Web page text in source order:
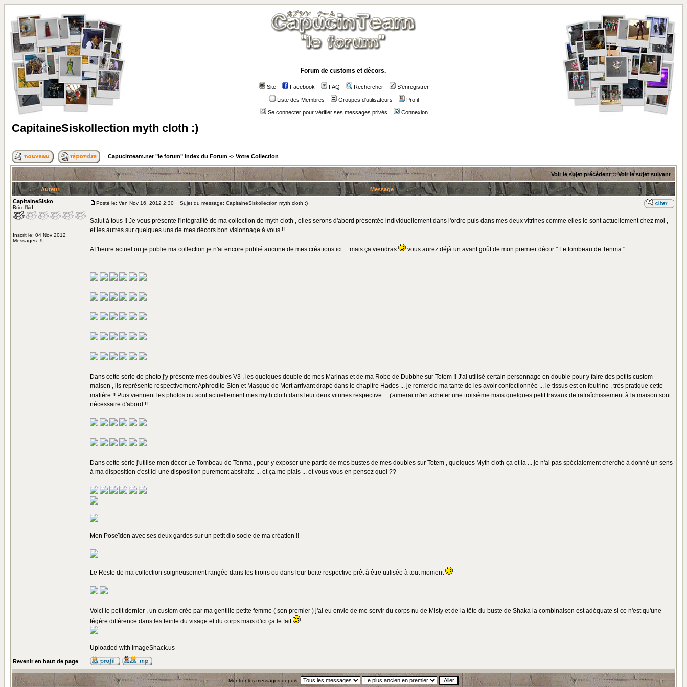
Forum de customs et décors.
Site Facebook FAQ Rechercher S'enregistrer
Liste des Membres Groupes d'utilisateurs Profil
Se connecter pour vérifier ses messages privés Connexion
CapitaineSiskollection myth cloth :)
Capucinteam.net "le forum" Index du Forum -> Votre Collection
Voir le sujet précédent::Voir le sujet suivant
Auteur
Message
CapitaineSisko
Bricol'kid
Inscrit le: 04 Nov 2012
Messages: 9
Posté le: Ven Nov 16, 2012 2:30 Sujet du message: CapitaineSiskollection myth cloth :)
Salut à tous !! Je vous présente l'intégralité de ma collection de myth cloth , elles serons d'abord présentée individuellement dans l'ordre puis dans mes deux vitrines comme elles le sont actuellement chez moi ,
et les autres sur quelques uns de mes décors bon visionnage à vous !!
A l'heure actuel ou je publie ma collection je n'ai encore publié aucune de mes créations ici ... mais ça viendras vous aurez déjà un avant goût de mon premier décor " Le tombeau de Tenma "
Dans cette série de photo j'y présente mes doubles V3 , les quelques double de mes Marinas et de ma Robe de Dubbhe sur Totem !! J'ai utilisé certain personnage en double pour y faire des petits custom
maison , ils représente respectivement Aphrodite Sion et Masque de Mort arrivant drapé dans le chapitre Hades ... je remercie ma tante de les avoir confectionnée ... le tissus est en feutrine , très pratique cette
matière !! Puis viennent les photos ou sont actuellement mes myth cloth dans leur deux vitrines respective ... j'aimerai m'en acheter une troisième mais quelques petit travaux de rafraîchissement à la maison sont
nécessaire d'abord !!
Dans cette série j'utilise mon décor Le Tombeau de Tenma , pour y exposer une partie de mes bustes de mes doubles sur Totem , quelques Myth cloth ça et la ... je n'ai pas spécialement cherché à donné un sens
à ma disposition c'est ici une disposition purement abstraite ... et ça me plais ... et vous vous en pensez quoi ??
Mon Poseïdon avec ses deux gardes sur un petit dio socle de ma création !!
Le Reste de ma collection soigneusement rangée dans les tiroirs ou dans leur boite respective prêt à être utilisée à tout moment
Voici le petit dernier , un custom crée par ma gentille petite femme ( son premier ) j'ai eu envie de me servir du corps nu de Misty et de la tête du buste de Shaka la combinaison est adéquate si ce n'est qu'une
légère différence dans les teinte du visage et du corps mais d'ici ça le fait
Uploaded with ImageShack.us
Revenir en haut de page
Montrer les messages depuis: